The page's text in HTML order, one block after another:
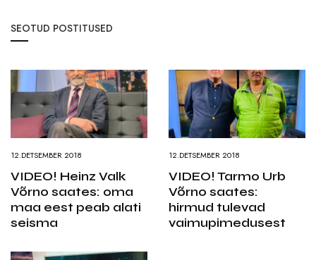
SEOTUD POSTITUSED
12.DETSEMBER 2018
VIDEO! Heinz Valk
Võrno saates: oma
maa eest peab alati
seisma
12.DETSEMBER 2018
VIDEO! Tarmo Urb
Võrno saates:
hirmud tulevad
vaimupimedusest